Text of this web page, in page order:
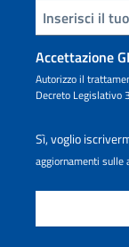
Inserisci la tua email
Accettazione
Autorizzo il
Decreto Legislativo
Sì, voglio
aggiornamenti sulle